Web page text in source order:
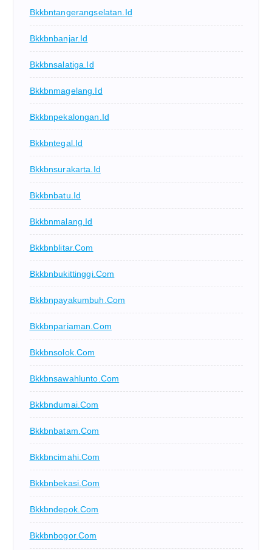
Bkkbntangerangselatan.id
Bkkbnbanjar.id
Bkkbnsalatiga.id
Bkkbnmagelang.id
Bkkbnpekalongan.id
Bkkbntegal.id
Bkkbnsurakarta.id
Bkkbnbatu.id
Bkkbnmalang.id
Bkkbnblitar.com
Bkkbnbukittinggi.com
Bkkbnpayakumbuh.com
Bkkbnpariaman.com
Bkkbnsolok.com
Bkkbnsawahlunto.com
Bkkbndumai.com
Bkkbnbatam.com
Bkkbncimahi.com
Bkkbnbekasi.com
Bkkbndepok.com
Bkkbnbogor.com